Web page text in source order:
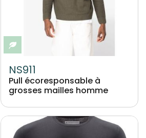
Eco-responsable
NS911
Pull écoresponsable à
grosses mailles homme
Image